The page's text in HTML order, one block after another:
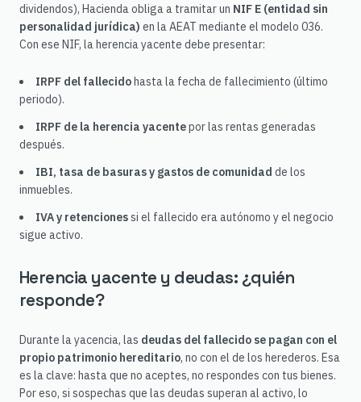
dividendos), Hacienda obliga a tramitar un NIF E (entidad sin
personalidad jurídica) en la AEAT mediante el modelo 036.
Con ese NIF, la herencia yacente debe presentar:
IRPF del fallecido hasta la fecha de fallecimiento (último
periodo).
IRPF de la herencia yacentepor las rentas generadas
después.
IBI, tasa de basuras y gastos de comunidad de los
inmuebles.
IVA y retencionessi el fallecido era autónomo y el negocio
sigue activo.
Herencia yacente y deudas: ¿quién
responde?
Durante la yacencia, las deudas del fallecido se pagan con el
propio patrimonio hereditario, no con el de los herederos. Esa
es la clave: hasta que no aceptes, no respondes con tus bienes.
Por eso, si sospechas que las deudas superan al activo, lo